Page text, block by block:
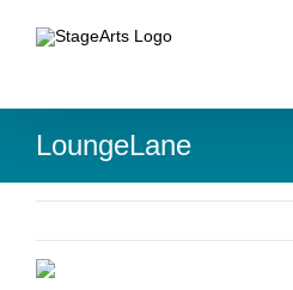
LoungeLane